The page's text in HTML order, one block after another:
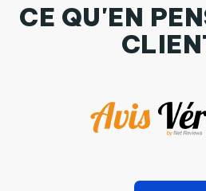
CE QU'EN